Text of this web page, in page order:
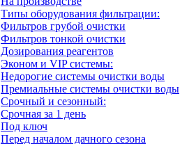
Типы оборудования фильтрации:
Фильтров грубой очистки
Фильтров тонкой очистки
Дозирования реагентов
Эконом и VIP системы:
Недорогие системы очистки воды
Премиальные системы очистки воды
Срочный и сезонный:
Срочная за 1 день
Под ключ
Перед началом дачного сезона